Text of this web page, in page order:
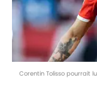
Corentin Tolisso pourrait